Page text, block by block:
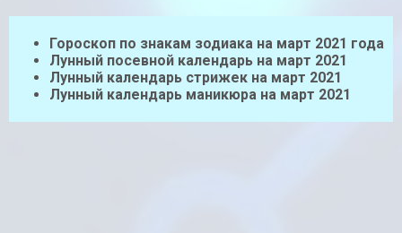
Гороскоп по знакам зодиака на март 2021 года
Лунный посевной календарь на март 2021
Лунный календарь стрижек на март 2021
Лунный календарь маникюра на март 2021